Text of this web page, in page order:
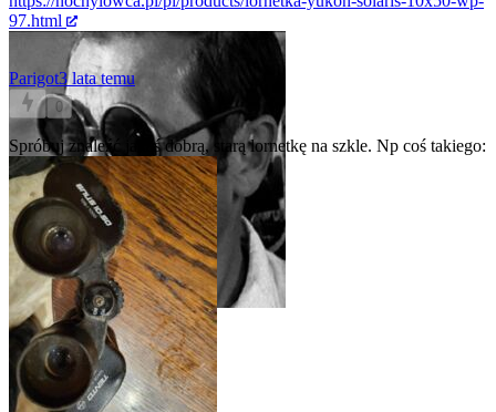
97.html
Parigot3 lata temu
0
Spróbuj znaleźć jakąś dobrą, starą lornetkę na szkle. Np coś takiego: